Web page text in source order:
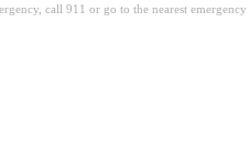
call 911 or go to the nearest emergency